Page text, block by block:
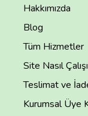
Hakkımızda
Blog
Tüm Hizmetler
Site Nasıl
Teslimat ve
Kurumsal Üye